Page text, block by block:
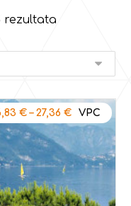
rezultata
€– 27,36 €